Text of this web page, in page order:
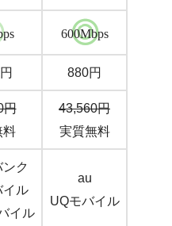
600Mbps
880円
円
料
43,560円
実質無料
ク
イル
イル
au
UQモバイル